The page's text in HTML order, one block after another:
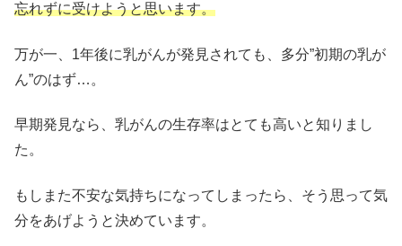
忘れずに受けようと思います。
万が一、1年後に乳がんが発見されても、多分”初期の乳が
ん”のはず…。
早期発見なら、乳がんの生存率はとても高いと知りまし
た。
もしまた不安な気持ちになってしまったら、そう思って気
分をあげようと決めています。